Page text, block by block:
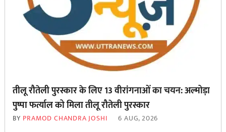
तीलू रौतेली पुरस्कार के लिए 13 वीरांगनाओं का चयन: अल्मोड़ा
पुष्पा फर्त्याल को मिला तीलू रौतेली पुरस्कार
BY PRAMOD CHANDRA JOSHI 6 AUG, 2026